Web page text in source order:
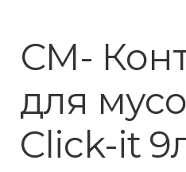
СМ-
для
Click-it